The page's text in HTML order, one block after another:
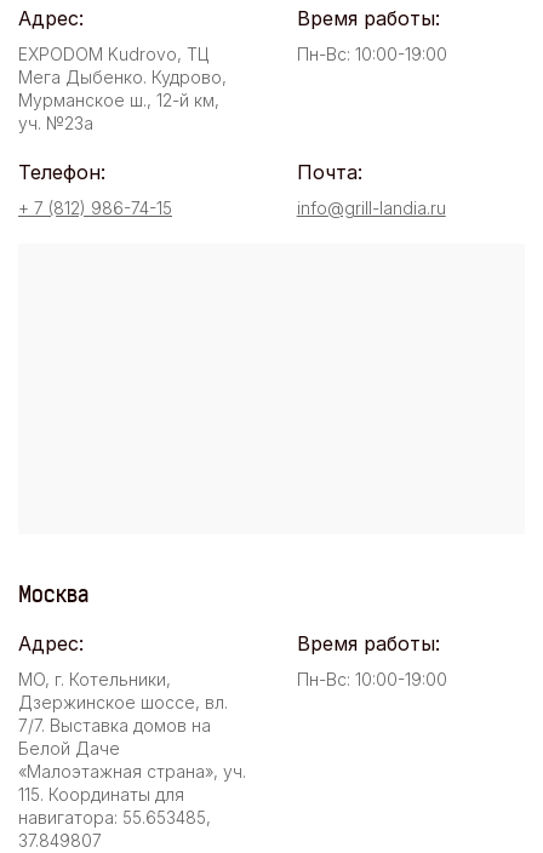
Адрес:
EXPODOM Kudrovo, ТЦ
Мега Дыбенко. Кудрово,
Мурманское ш., 12-й км,
уч. №23а
Время работы:
Пн-Вс: 10:00-19:00
Телефон:
+ 7 (812) 986-74-15
Почта:
info@grill-landia.ru
Москва
Адрес:
МО, г. Котельники,
Дзержинское шоссе, вл.
7/7. Выставка домов на
Белой Даче
«Малоэтажная страна», уч.
115. Координаты для
навигатора: 55.653485,
37.849807
Время работы:
Пн-Вс: 10:00-19:00